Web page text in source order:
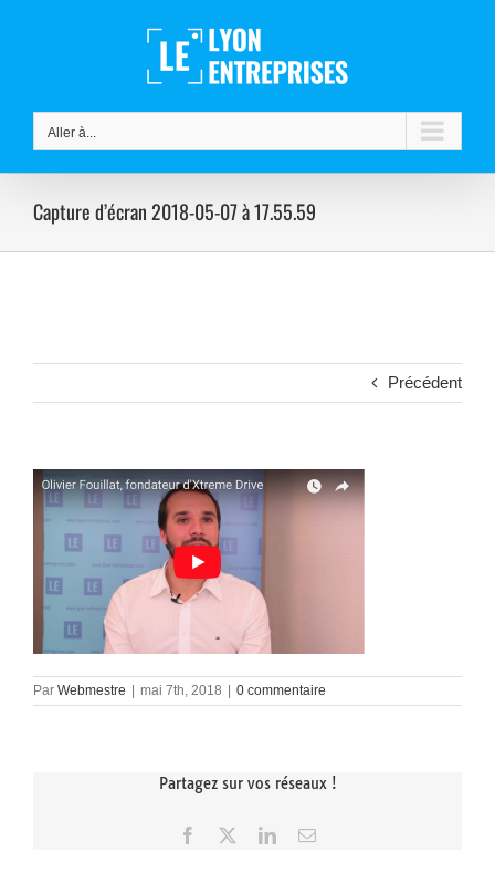
Aller à...
Capture d’écran 2018-05-07 à 17.55.59
Précédent
Par Webmestre mai 7th, 2018 0 commentaire
Partagez sur vos réseaux !
Facebook LinkedInEmail